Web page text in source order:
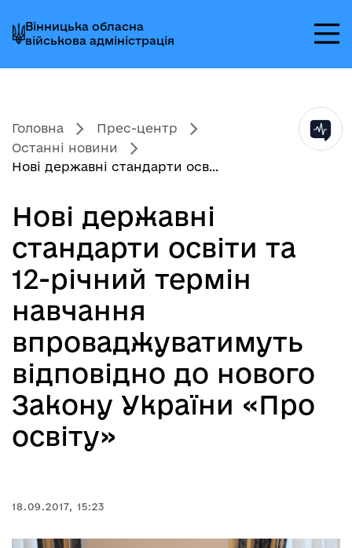
до
головного
меню
до
головного
вмісту
до
головного
колонтитула
Вінницька обласна
військова адміністрація
Головна
Прес-центр
Останні новини
Нові державні стандарти осв...
Нові державні
стандарти освіти та
12-річний термін
навчання
впроваджуватимуть
відповідно до нового
Закону України «Про
освіту»
18.09.2017, 15:23